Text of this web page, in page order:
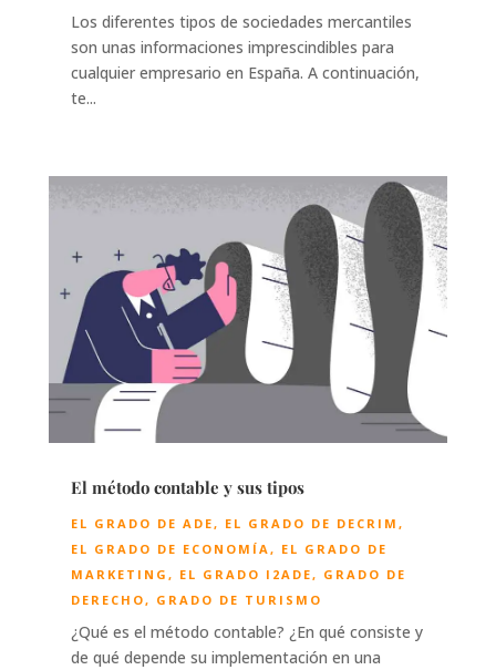
Los diferentes tipos de sociedades mercantiles
son unas informaciones imprescindibles para
cualquier empresario en España. A continuación,
te...
El método contable y sus tipos
EL GRADO DE ADE, EL GRADO DE DECRIM ,
EL GRADO DE ECONOMÍA , EL GRADO DE
MARKETING , EL GRADO I2ADE, GRADO DE
DERECHO, GRADO DE TURISMO
¿Qué es el método contable? ¿En qué consiste y
de qué depende su implementación en una